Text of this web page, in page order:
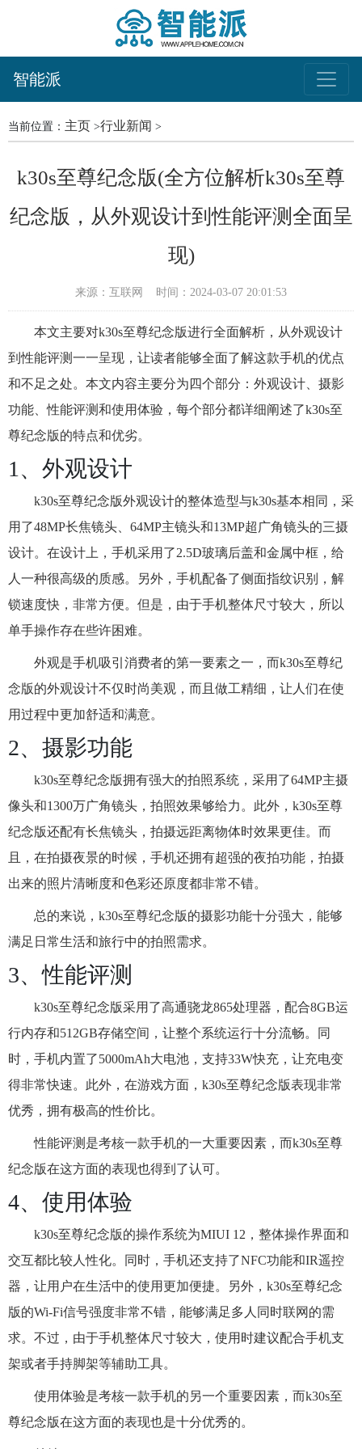
智能派
当前位置： 主页 >行业新闻 >
k30s至尊纪念版(全方位解析k30s至尊
纪念版，从外观设计到性能评测全面呈
现)
来源：互联网 时间：2024-03-07 20:01:53
本文主要对k30s至尊纪念版进行全面解析，从外观设计
到性能评测一一呈现，让读者能够全面了解这款手机的优点
和不足之处。本文内容主要分为四个部分：外观设计、摄影
功能、性能评测和使用体验，每个部分都详细阐述了k30s至
尊纪念版的特点和优劣。
1、外观设计
k30s至尊纪念版外观设计的整体造型与k30s基本相同，采
用了48MP长焦镜头、64MP主镜头和13MP超广角镜头的三摄
设计。在设计上，手机采用了2.5D玻璃后盖和金属中框，给
人一种很高级的质感。另外，手机配备了侧面指纹识别，解
锁速度快，非常方便。但是，由于手机整体尺寸较大，所以
单手操作存在些许困难。
外观是手机吸引消费者的第一要素之一，而k30s至尊纪
念版的外观设计不仅时尚美观，而且做工精细，让人们在使
用过程中更加舒适和满意。
2、摄影功能
k30s至尊纪念版拥有强大的拍照系统，采用了64MP主摄
像头和1300万广角镜头，拍照效果够给力。此外，k30s至尊
纪念版还配有长焦镜头，拍摄远距离物体时效果更佳。而
且，在拍摄夜景的时候，手机还拥有超强的夜拍功能，拍摄
出来的照片清晰度和色彩还原度都非常不错。
总的来说，k30s至尊纪念版的摄影功能十分强大，能够
满足日常生活和旅行中的拍照需求。
3、性能评测
k30s至尊纪念版采用了高通骁龙865处理器，配合8GB运
行内存和512GB存储空间，让整个系统运行十分流畅。同
时，手机内置了5000mAh大电池，支持33W快充，让充电变
得非常快速。此外，在游戏方面，k30s至尊纪念版表现非常
优秀，拥有极高的性价比。
性能评测是考核一款手机的一大重要因素，而k30s至尊
纪念版在这方面的表现也得到了认可。
4、使用体验
k30s至尊纪念版的操作系统为MIUI 12，整体操作界面和
交互都比较人性化。同时，手机还支持了NFC功能和IR遥控
器，让用户在生活中的使用更加便捷。另外，k30s至尊纪念
版的Wi-Fi信号强度非常不错，能够满足多人同时联网的需
求。不过，由于手机整体尺寸较大，使用时建议配合手机支
架或者手持脚架等辅助工具。
使用体验是考核一款手机的另一个重要因素，而k30s至
尊纪念版在这方面的表现也是十分优秀的。